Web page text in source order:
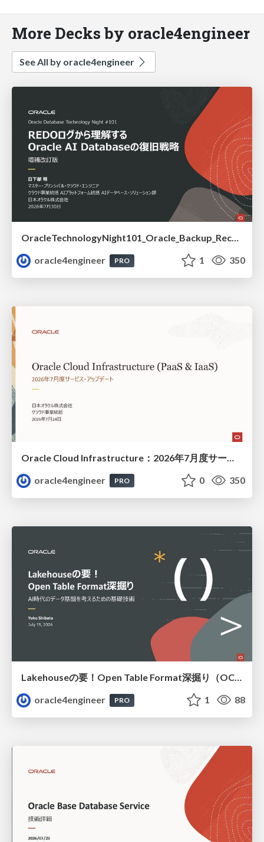
More Decks by oracle4engineer
See All by oracle4engineer
OracleTechnologyNight101_Oracle_Backup_Recovery_Strategy_from_REDO_UNDO
oracle4engineer
PRO 1 350
oracle4engineer
PRO 0 350
Lakehouseの要！Open Table Format深掘り（OCHaCafe Season 11 #6）
oracle4engineer
PRO 1 88